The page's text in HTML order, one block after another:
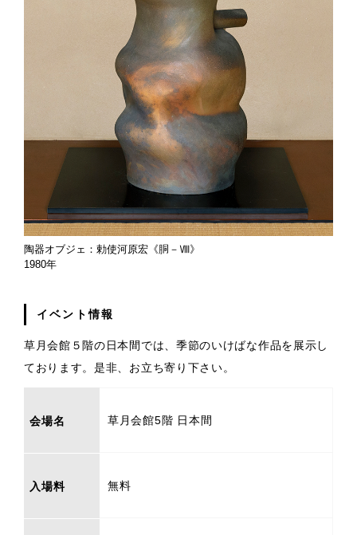
陶器オブジェ：勅使河原宏《胴－Ⅷ》
1980年
イベント情報
草月会館５階の日本間では、季節のいけばな作品を展示し
ております。是非、お立ち寄り下さい。
会場名 草月会館5階 日本間
入場料 無料